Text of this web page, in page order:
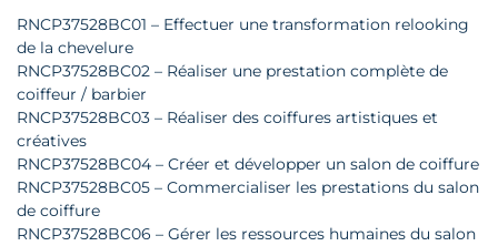
RNCP37528BC01 – Effectuer une transformation relooking
de la chevelure
RNCP37528BC02 – Réaliser une prestation complète de
coiffeur / barbier
RNCP37528BC03 – Réaliser des coiffures artistiques et
créatives
RNCP37528BC04 – Créer et développer un salon de coiffure
RNCP37528BC05 – Commercialiser les prestations du salon
de coiffure
RNCP37528BC06 – Gérer les ressources humaines du salon